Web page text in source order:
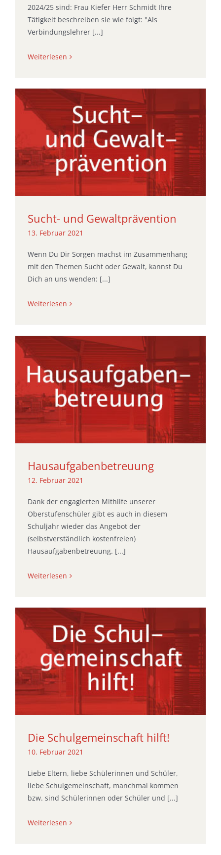
2024/25 sind: Frau Kiefer Herr Schmidt Ihre
Tätigkeit beschreiben sie wie folgt: "Als
Verbindungslehrer [...]
Weiterlesen
Sucht- und Gewaltprävention
13. Februar 2021
Wenn Du Dir Sorgen machst im Zusammenhang
mit den Themen Sucht oder Gewalt, kannst Du
Dich an uns wenden: [...]
Weiterlesen
Hausaufgaben­betreuung
12. Februar 2021
Dank der engagierten Mithilfe unserer
Oberstufenschüler gibt es auch in diesem
Schuljahr wieder das Angebot der
(selbstverständlich kostenfreien)
Hausaufgabenbetreuung. [...]
Weiterlesen
Die Schulgemeinschaft hilft!
10. Februar 2021
Liebe Eltern, liebe Schülerinnen und Schüler,
liebe Schulgemeinschaft, manchmal kommen
bzw. sind Schülerinnen oder Schüler und [...]
Weiterlesen